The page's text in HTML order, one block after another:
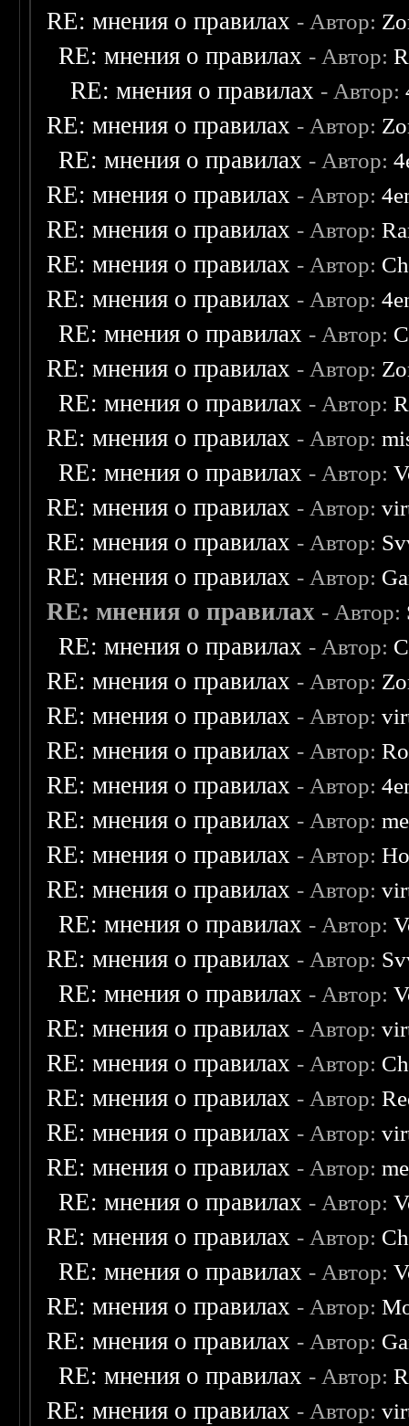
RE: мнения о правилах - Автор:
RE: мнения о правилах - Автор:
RE: мнения о правилах - Автор:
RE: мнения о правилах - Автор:
RE: мнения о правилах - Автор:
RE: мнения о правилах - Автор:
RE: мнения о правилах - Автор:
RE: мнения о правилах - Автор:
RE: мнения о правилах - Автор:
RE: мнения о правилах - Автор:
RE: мнения о правилах - Автор:
RE: мнения о правилах - Автор:
RE: мнения о правилах - Автор:
RE: мнения о правилах - Автор:
RE: мнения о правилах - Автор:
RE: мнения о правилах - Автор:
RE: мнения о правилах - Автор:
RE: мнения о правилах - Автор:
RE: мнения о правилах - Автор:
RE: мнения о правилах - Автор:
RE: мнения о правилах - Автор:
RE: мнения о правилах - Автор:
RE: мнения о правилах - Автор:
RE: мнения о правилах - Автор:
RE: мнения о правилах - Автор:
RE: мнения о правилах - Автор:
RE: мнения о правилах - Автор:
RE: мнения о правилах - Автор:
RE: мнения о правилах - Автор:
RE: мнения о правилах - Автор:
RE: мнения о правилах - Автор:
RE: мнения о правилах - Автор:
RE: мнения о правилах - Автор:
RE: мнения о правилах - Автор:
RE: мнения о правилах - Автор:
RE: мнения о правилах - Автор:
RE: мнения о правилах - Автор:
RE: мнения о правилах - Автор:
RE: мнения о правилах - Автор:
RE: мнения о правилах - Автор:
RE: мнения о правилах - Автор: